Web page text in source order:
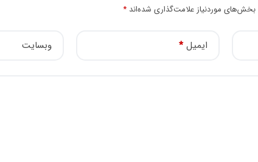
بخش‌های موردنیاز علامت‌گذاری شده‌اند *
ایمیل* وبسایت